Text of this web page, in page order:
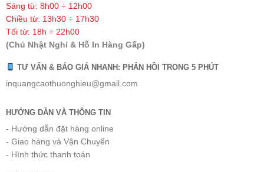
Sáng từ: 8h00 ÷ 12h00
Chiều từ: 13h30 ÷ 17h30
Tối từ: 18h ÷ 22h00
(Chủ Nhật Nghỉ & Hỗ In Hàng Gấp)
TƯ VẤN & BÁO GIÁ NHANH: PHẢN HỒI TRONG 5 PHÚT
inquangcaothuonghieu@gmail.com
HƯỚNG DẪN VÀ THÔNG TIN
- Hướng dẫn đặt hàng online
- Giao hàng và Vận Chuyển
- Hình thức thanh toán